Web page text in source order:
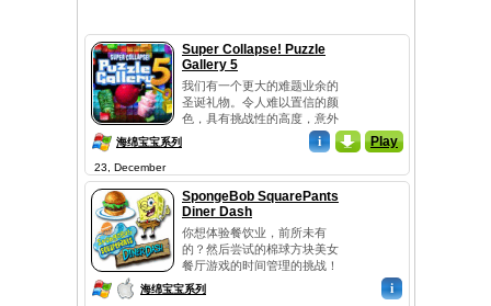
Super Collapse! Puzzle
Gallery 5
我们有一个更大的难题业余的
圣诞礼物。令人难以置信的颜
色，具有挑战性的高度，意外
的物体和人物 - 这是不是所有
的这个游戏 - 超级崩溃 - 提供
一个体面的更有趣，更迷人。
删除丰富多彩的项目组，清
屏，以减少尽可能地时间，你
将得到最大评分！有了这个游
戏中你将通过持续的娱...
海绵宝宝系列 i _ Play
23, December
SpongeBob SquarePants
Diner Dash
你想体验餐饮业，前所未有
的？然后尝试的棉球方块美女
餐厅游戏的时间管理的挑战！
克拉布斯先生正在扩大Krabby
帕蒂王国一次一个餐厅。帮助
海绵宝宝系列 i